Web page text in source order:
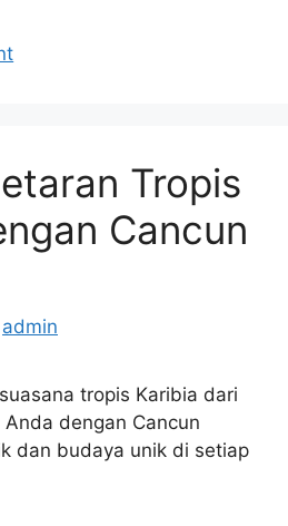
Tropis
Cancun
admin
tropis Karibia dari
dengan Cancun
dan budaya unik di setiap